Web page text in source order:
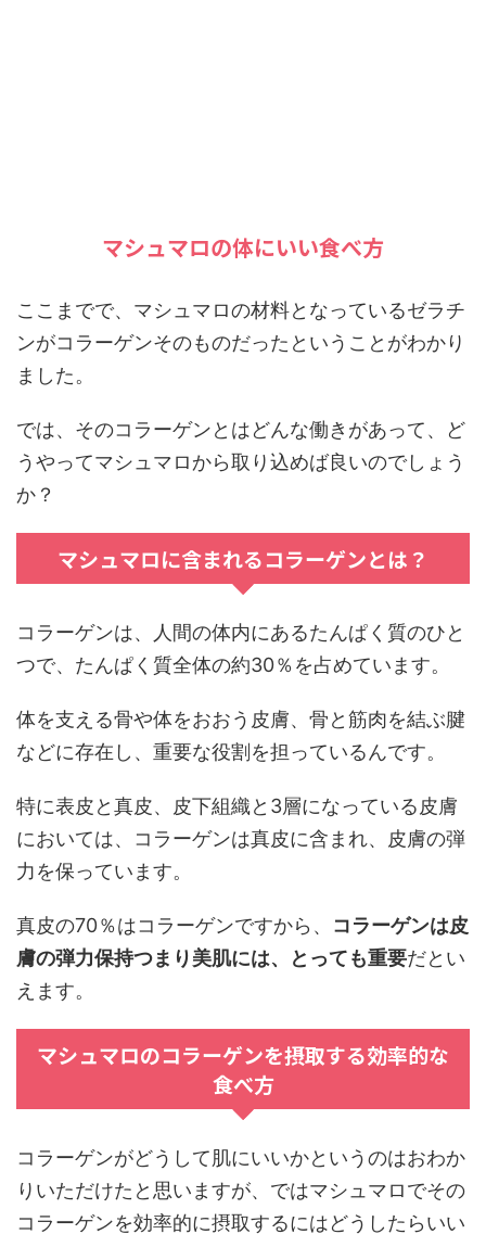
マシュマロの体にいい食べ方
ここまでで、マシュマロの材料となっているゼラチ
ンがコラーゲンそのものだったということがわかり
ました。
では、そのコラーゲンとはどんな働きがあって、ど
うやってマシュマロから取り込めば良いのでしょう
か？
マシュマロに含まれるコラーゲンとは？
コラーゲンは、人間の体内にあるたんぱく質のひと
つで、たんぱく質全体の約30％を占めています。
体を支える骨や体をおおう皮膚、骨と筋肉を結ぶ腱
などに存在し、重要な役割を担っているんです。
特に表皮と真皮、皮下組織と3層になっている皮膚
においては、コラーゲンは真皮に含まれ、皮膚の弾
力を保っています。
真皮の70％はコラーゲンですから、 コラーゲンは皮
膚の弾力保持つまり美肌には、とっても重要だとい
えます。
マシュマロのコラーゲンを摂取する効率的な
食べ方
コラーゲンがどうして肌にいいかというのはおわか
りいただけたと思いますが、ではマシュマロでその
コラーゲンを効率的に摂取するにはどうしたらいい